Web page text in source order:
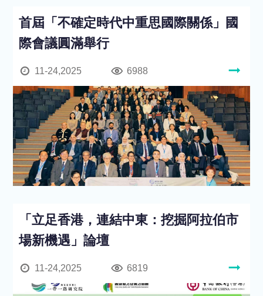
首屆「不確定時代中重思國際關係」國
際會議圓滿舉行
11-24,2025 6988
「立足香港，連結中東：挖掘阿拉伯市
場新機遇」論壇
11-24,2025 6819